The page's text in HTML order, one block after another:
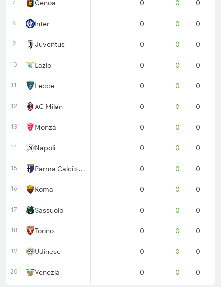
7 Genoa 0 0 0
8 Inter 0 0 0
9 Juventus 0 0 0
10 Lazio 0 0 0
11 Lecce 0 0 0
12 AC Milan 0 0 0
13 Monza 0 0 0
14 Napoli 0 0 0
15 Parma Calcio 1913 0 0 0
16 Roma 0 0 0
17 Sassuolo 0 0 0
18 Torino 0 0 0
19 Udinese 0 0 0
20 Venezia 0 0 0